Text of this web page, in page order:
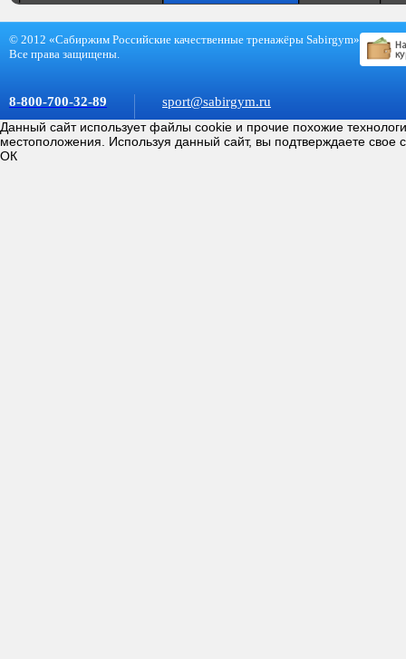
© 2012 «Сабиржим Российские качественные тренажёры Sabirgym»
Все права защищены.
8-800-700-32-89
sport@sabirgym.ru
Данный сайт использует файлы cookie и прочие похожие
местоположения. Используя данный сайт, вы подтверждаете свое
ОК